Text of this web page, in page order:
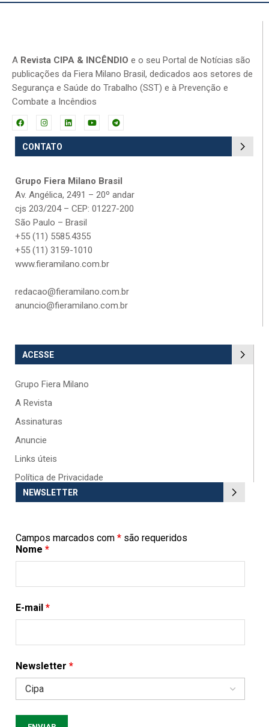
A Revista CIPA & INCÊNDIO e o seu Portal de Notícias são
publicações da Fiera Milano Brasil, dedicados aos setores de
Segurança e Saúde do Trabalho (SST) e à Prevenção e
Combate a Incêndios
CONTATO
Grupo Fiera Milano Brasil
Av. Angélica, 2491 – 20º andar
cjs 203/204 – CEP: 01227-200
São Paulo – Brasil
+55 (11) 5585.4355
+55 (11) 3159-1010
www.fieramilano.com.br
redacao@fieramilano.com.br
anuncio@fieramilano.com.br
ACESSE
Grupo Fiera Milano
A Revista
Assinaturas
Anuncie
Links úteis
Política de Privacidade
NEWSLETTER
Campos marcados com * são requeridos
Nome *
E-mail *
Newsletter *